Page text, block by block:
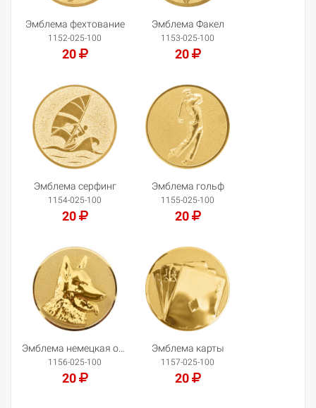
Эмблема фехтование
1152-025-100
20
Добавить в корзину
Эмблема Факел
1153-025-100
20
Добавить в корзину
Эмблема серфинг
1154-025-100
20
Добавить в корзину
Эмблема гольф
1155-025-100
20
Добавить в корзину
1156-025-100
20
Эмблема карты
1157-025-100
20